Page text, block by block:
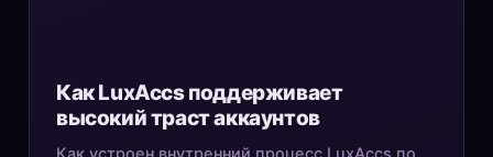
Как LuxAccs поддерживает
высокий траст аккаунтов